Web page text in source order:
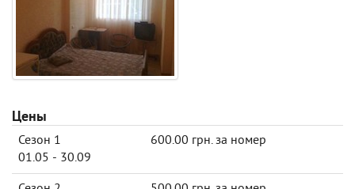
Цены
Сезон 1
01.05 - 30.09
600.00 грн. за номер